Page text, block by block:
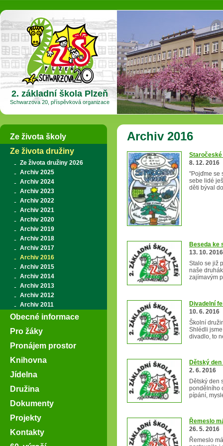
2. základní škola Plzeň
Schwarzova 20, příspěvková organizace
Archiv 2016
Staročeské
8. 12. 2016
"Pojďme se
sebe lidé
děti býval
Beseda ke
13. 10. 2016
Stalo se již
naše
zajímavým
Divadelní
10. 6. 2016
Školní
Shlédli
divadlo, to
Dětský den
2. 6. 2016
Dětský den
pondělního
pípání,
Řemeslo
26. 5. 2016
Řemeslo
Ze života školy
Ze života družiny
Ze života družiny 2026
Archiv 2025
Archiv 2024
Archiv 2023
Archiv 2022
Archiv 2021
Archiv 2020
Archiv 2019
Archiv 2018
Archiv 2017
Archiv 2016
Archiv 2015
Archiv 2014
Archiv 2013
Archiv 2012
Archiv 2011
Obecné informace
Pro žáky
Pronájem prostor
Knihovna
Jídelna
Družina
Dokumenty
Projekty
Kontakty